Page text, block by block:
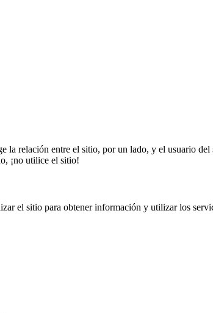
la relación entre el sitio, por un lado, y el usuario
¡no utilice el sitio!
el sitio para obtener información y utilizar los